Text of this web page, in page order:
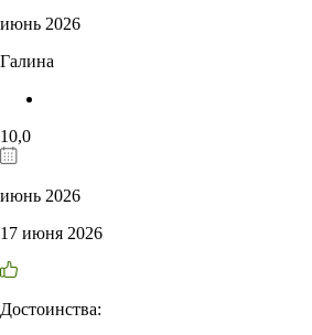
июнь 2026
Галина
10,0
июнь 2026
17 июня 2026
Достоинства: